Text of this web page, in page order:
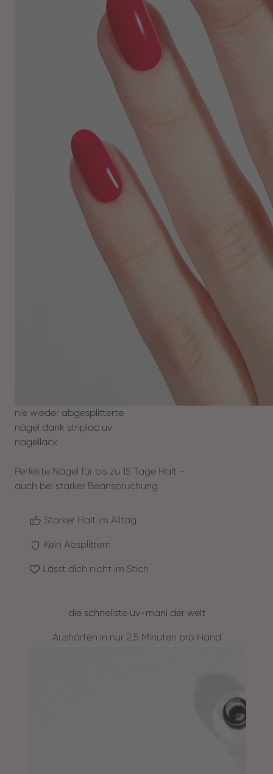
nie wieder abgesplitterte
nägel dank striplac uv
nagellack
Perfekte Nägel für bis zu 15 Tage Halt -
auch bei starker Beanspruchung
Starker Halt im Alltag
Kein Absplittern
Lässt dich nicht im Stich
die schnellste uv-mani der welt
Aushärten in nur 2,5 Minuten pro Hand